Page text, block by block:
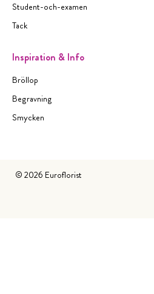
Student-och-examen
Tack
Inspiration & Info
Bröllop
Begravning
Smycken
© 2026 Euroflorist